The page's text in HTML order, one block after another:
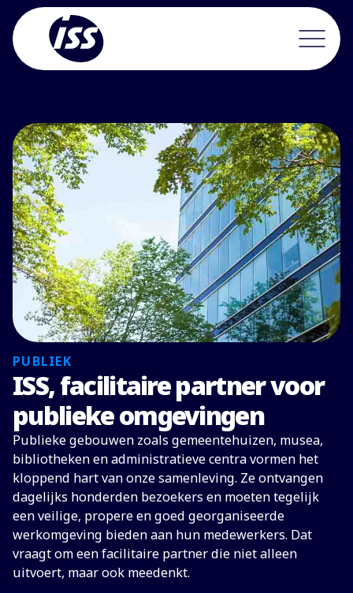
PUBLIEK
ISS, facilitaire partner voor
publieke omgevingen
Publieke gebouwen zoals gemeentehuizen, musea,
bibliotheken en administratieve centra vormen het
kloppend hart van onze samenleving. Ze ontvangen
dagelijks honderden bezoekers en moeten tegelijk
een veilige, propere en goed georganiseerde
werkomgeving bieden aan hun medewerkers. Dat
vraagt om een facilitaire partner die niet alleen
uitvoert, maar ook meedenkt.